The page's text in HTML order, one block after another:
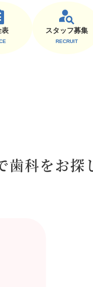
表 スタッフ募集
歯科をお探